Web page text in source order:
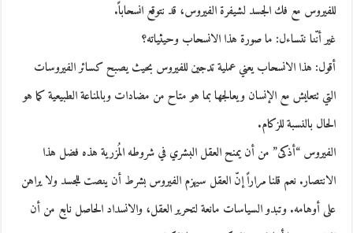
للفيروس مع فك الجسد لشيفرة الفيروس، قد نتوقع انسحاباً.
غير أنّنا نتساءل: ما صورة هذا الانسحاب وحيثياته؟
أقول: هذا الانسحاب يعني عملية تدجين للفيروس بحيث يصبح كسائر الفيروسات
التي تتعايش مع الإنسان ويعالجها بما هو متاح من مضادات وبالمناعة الطبيعية كما هو
الحال بالنسبة للزكام.
الفيروس “أذكى” من أن يمنح العقل البشري في شروطه المُزرية هذه فضل هذا
الانتصار. نعم قلنا مراراً إنّ العقل سيهزم الفيروس بشرط أن ينصت للجسد ولا يراهن
على أوهامه. وتبدو السياسات مانعة لتحرير العقل، والانسداد الحاصل نابع من أن